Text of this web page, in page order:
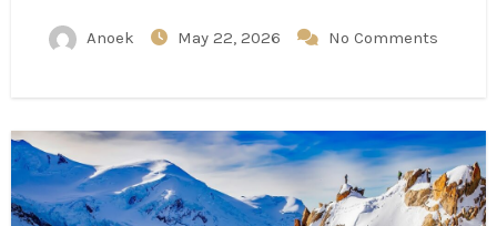
Anoek May 22, 2026 No Comments